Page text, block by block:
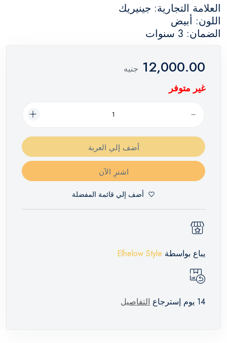
العلامة التجارية: جينيريك
اللون: أبيض
الضمان: 3 سنوات
12,000.00 جنيه
غير متوفر
أضف إلي العربة
اشترِ الآن
أضف إلي قائمة المفضلة
يباع بواسطة Elhelow Style
14 يوم إسترجاع التفاصيل